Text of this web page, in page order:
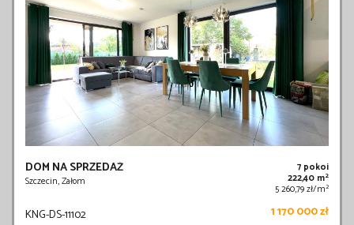
DOM NA SPRZEDAŻ
Szczecin, Załom
7 pokoi
222,40 m2
5 260,79 zł/m2
KNG-DS-11102 1 170 000 zł